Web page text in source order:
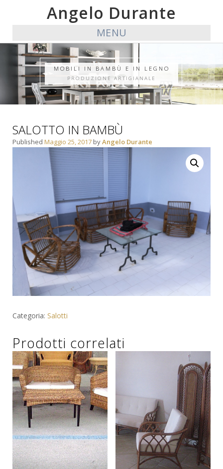
Angelo Durante
MENU
MOBILI IN BAMBÙ E IN LEGNO
PRODUZIONE ARTIGIANALE
SALOTTO IN BAMBÙ
Published Maggio 25, 2017 byAngelo Durante
Categoria: Salotti
Prodotti correlati